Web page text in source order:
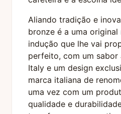
Aliando tradição e
bronze é a uma
indução que lhe vai
perfeito, com um sabor
Italy e um design
marca italiana de
uma vez com um
qualidade e